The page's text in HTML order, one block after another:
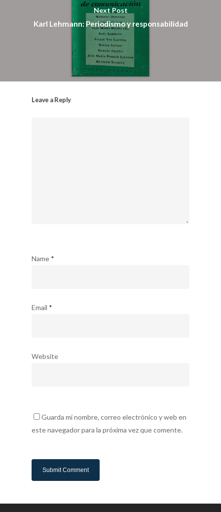
Next Post
Karl Lehmann: Periodismo y responsabilidad
Leave a Reply
Name *
Email *
Website
Guarda mi nombre, correo electrónico y web en
este navegador para la próxima vez que comente.